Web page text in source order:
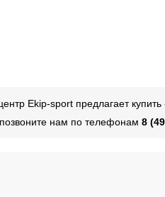
Ekip-sport предлагает
нам по телефонам 8